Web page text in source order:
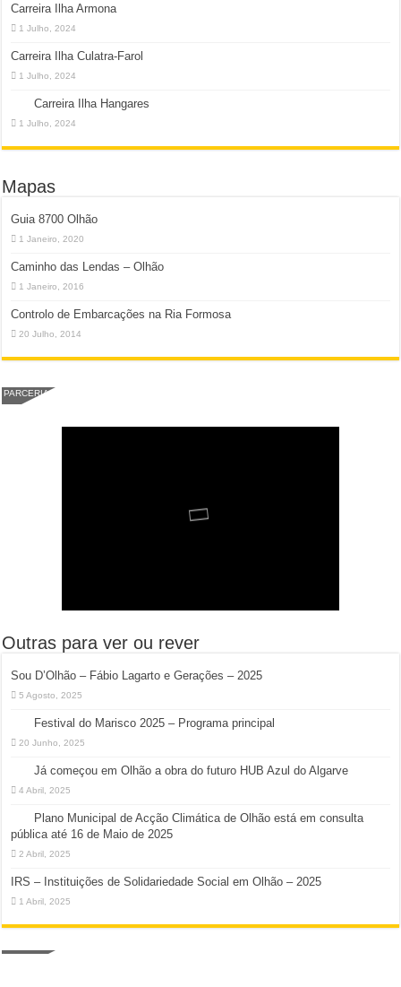
Carreira Ilha Armona
1 Julho, 2024
Carreira Ilha Culatra-Farol
1 Julho, 2024
Carreira Ilha Hangares
1 Julho, 2024
Mapas
Guia 8700 Olhão
1 Janeiro, 2020
Caminho das Lendas – Olhão
1 Janeiro, 2016
Controlo de Embarcações na Ria Formosa
20 Julho, 2014
PARCERIA
Outras para ver ou rever
Sou D’Olhão – Fábio Lagarto e Gerações – 2025
5 Agosto, 2025
Festival do Marisco 2025 – Programa principal
20 Junho, 2025
Já começou em Olhão a obra do futuro HUB Azul do Algarve
4 Abril, 2025
Plano Municipal de Acção Climática de Olhão está em consulta
pública até 16 de Maio de 2025
2 Abril, 2025
IRS – Instituições de Solidariedade Social em Olhão – 2025
1 Abril, 2025